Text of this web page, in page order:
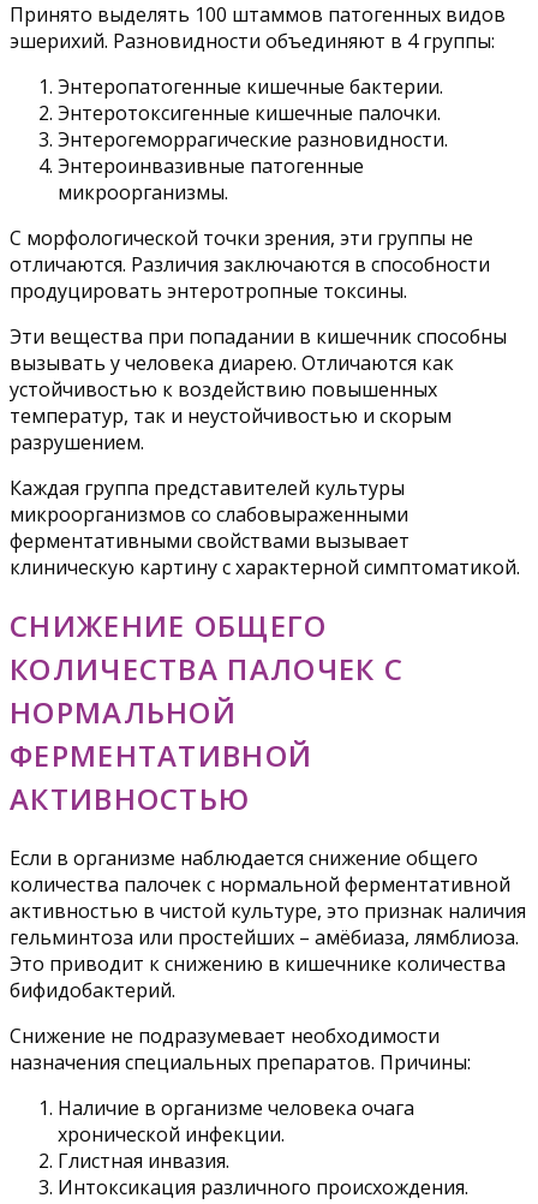
Принято выделять 100 штаммов патогенных видов
эшерихий. Разновидности объединяют в 4 группы:
Энтеропатогенные кишечные бактерии.
Энтеротоксигенные кишечные палочки.
Энтерогеморрагические разновидности.
Энтероинвазивные патогенные
микроорганизмы.
С морфологической точки зрения, эти группы не
отличаются. Различия заключаются в способности
продуцировать энтеротропные токсины.
Эти вещества при попадании в кишечник способны
вызывать у человека диарею. Отличаются как
устойчивостью к воздействию повышенных
температур, так и неустойчивостью и скорым
разрушением.
Каждая группа представителей культуры
микроорганизмов со слабовыраженными
ферментативными свойствами вызывает
клиническую картину с характерной симптоматикой.
СНИЖЕНИЕ ОБЩЕГО
КОЛИЧЕСТВА ПАЛОЧЕК С
НОРМАЛЬНОЙ
ФЕРМЕНТАТИВНОЙ
АКТИВНОСТЬЮ
Если в организме наблюдается снижение общего
количества палочек с нормальной ферментативной
активностью в чистой культуре, это признак наличия
гельминтоза или простейших – амёбиаза, лямблиоза.
Это приводит к снижению в кишечнике количества
бифидобактерий.
Снижение не подразумевает необходимости
назначения специальных препаратов. Причины:
Наличие в организме человека очага
хронической инфекции.
Глистная инвазия.
Интоксикация различного происхождения.